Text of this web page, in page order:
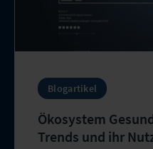
Blogartikel
Ökosystem
Trends und ihr